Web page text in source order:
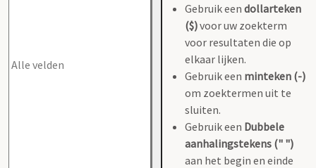
Gebruik een dollarteken
($)voor uw zoekterm
voor resultaten die op
elkaar lijken.
Gebruik een minteken (-)
om zoektermen uit te
sluiten.
Gebruik een Dubbele
aanhalingstekens (" ")
aan het begin en einde